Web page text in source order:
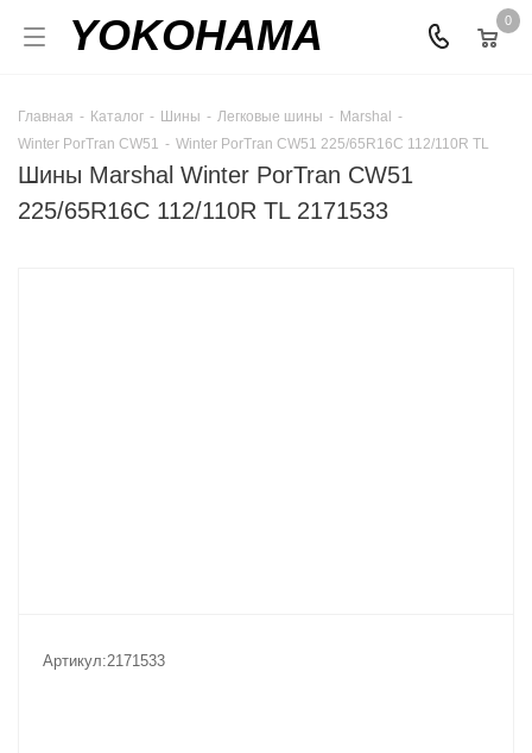
YOKOHAMA 0
Главная - Каталог - Шины - Легковые шины - Marshal -
Winter PorTran CW51 - Winter PorTran CW51 225/65R16C 112/110R TL
Шины Marshal Winter PorTran CW51
225/65R16C 112/110R TL 2171533
Артикул:2171533